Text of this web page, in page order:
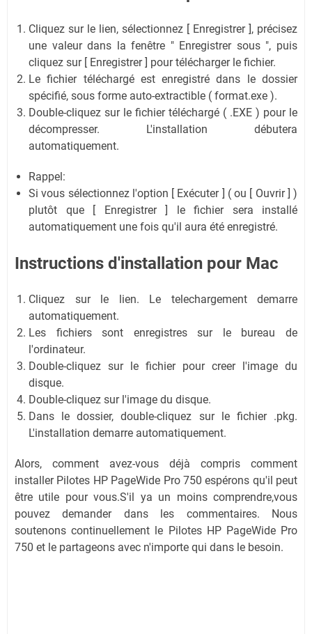
Cliquez sur le lien, sélectionnez [ Enregistrer ], précisez
une valeur dans la fenêtre " Enregistrer sous ", puis
cliquez sur [ Enregistrer ] pour télécharger le fichier.
Le fichier téléchargé est enregistré dans le dossier
spécifié, sous forme auto-extractible ( format.exe ).
Double-cliquez sur le fichier téléchargé ( .EXE ) pour le
décompresser. L'installation débutera
automatiquement.
Rappel:
Si vous sélectionnez l'option [ Exécuter ] ( ou [ Ouvrir ] )
plutôt que [ Enregistrer ] le fichier sera installé
automatiquement une fois qu'il aura été enregistré.
Instructions d'installation pour Mac
Cliquez sur le lien. Le telechargement demarre
automatiquement.
Les fichiers sont enregistres sur le bureau de
l'ordinateur.
Double-cliquez sur le fichier pour creer l'image du
disque.
Double-cliquez sur l'image du disque.
Dans le dossier, double-cliquez sur le fichier .pkg.
L'installation demarre automatiquement.
Alors, comment avez-vous déjà compris comment
installer Pilotes HP PageWide Pro 750 espérons qu'il peut
être utile pour vous.S'il ya un moins comprendre,vous
pouvez demander dans les commentaires. Nous
soutenons continuellement le Pilotes HP PageWide Pro
750 et le partageons avec n'importe qui dans le besoin.